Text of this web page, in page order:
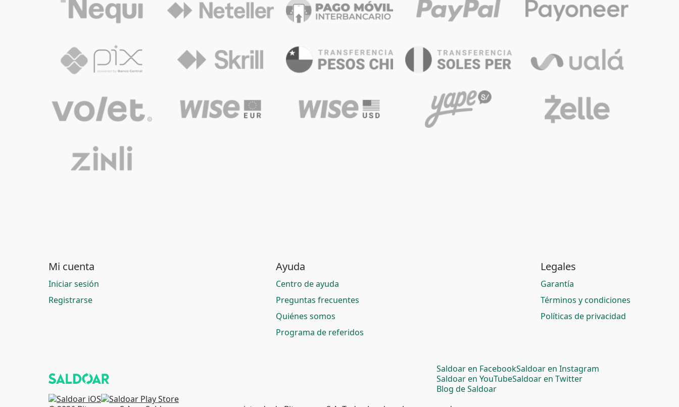
Mi cuenta
Iniciar sesión
Registrarse
Ayuda
Centro de ayuda
Preguntas frecuentes
Quiénes somos
Programa de referidos
Legales
Garantía
Términos y condiciones
Políticas de privacidad
Saldoar en FacebookSaldoar en Instagram
Saldoar en YouTubeSaldoar en Twitter
Blog de Saldoar